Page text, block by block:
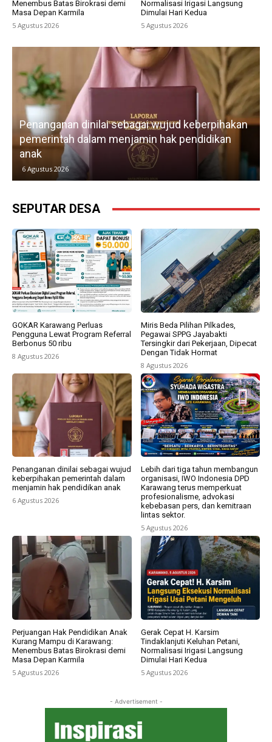
Menembus Batas Birokrasi demi
Masa Depan Karmila
5 Agustus 2026
Normalisasi Irigasi Langsung
Dimulai Hari Kedua
5 Agustus 2026
Lebih dari tiga tahun membangun
IWO Indonesia DPD Karawang terus
memperkuat profesionalisme, advokasi
kebebasan pers, dan kemitraan lintas
5 Agustus 2026
SEPUTAR DESA
GOKAR Karawang Perluas
Pengguna Lewat Program Referral
Berbonus 50 ribu
8 Agustus 2026
Miris Beda Pilihan Pilkades,
Pegawai SPPG Jayabakti
Tersingkir dari Pekerjaan, Dipecat
Dengan Tidak Hormat
8 Agustus 2026
Penanganan dinilai sebagai wujud
keberpihakan pemerintah dalam
menjamin hak pendidikan anak
6 Agustus 2026
Lebih dari tiga tahun membangun
organisasi, IWO Indonesia DPD
Karawang terus memperkuat
profesionalisme, advokasi
kebebasan pers, dan kemitraan
lintas sektor.
5 Agustus 2026
Perjuangan Hak Pendidikan Anak
Kurang Mampu di Karawang:
Menembus Batas Birokrasi demi
Masa Depan Karmila
5 Agustus 2026
Gerak Cepat H. Karsim
Tindaklanjuti Keluhan Petani,
Normalisasi Irigasi Langsung
Dimulai Hari Kedua
5 Agustus 2026
- Advertisement -